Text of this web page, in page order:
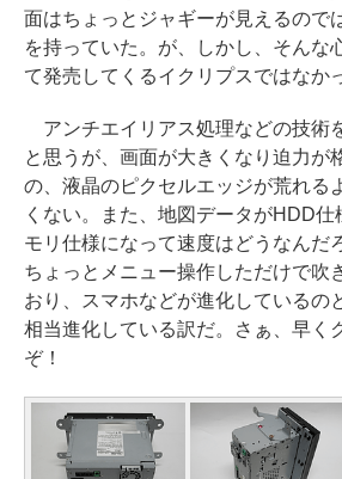
面はちょっとジャギーが見えるので
を持っていた。が、しかし、そんな
て発売してくるイクリプスではなか
アンチエイリアス処理などの技術
と思うが、画面が大きくなり迫力が
の、液晶のピクセルエッジが荒れる
くない。また、地図データがHDD仕
モリ仕様になって速度はどうなんだ
ちょっとメニュー操作しただけで吹
おり、スマホなどが進化しているの
相当進化している訳だ。さぁ、早く
ぞ！